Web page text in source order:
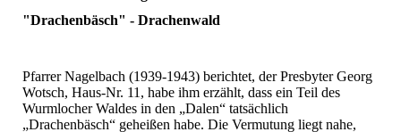
"Drachenbäsch" - Drachenwald
Pfarrer Nagelbach (1939-1943) berichtet, der Presbyter Georg
Wotsch, Haus-Nr. 11, habe ihm erzählt, dass ein Teil des
Wurmlocher Waldes in den „Dalen“ tatsächlich
„Drachenbäsch“ geheißen habe. Die Vermutung liegt nahe,